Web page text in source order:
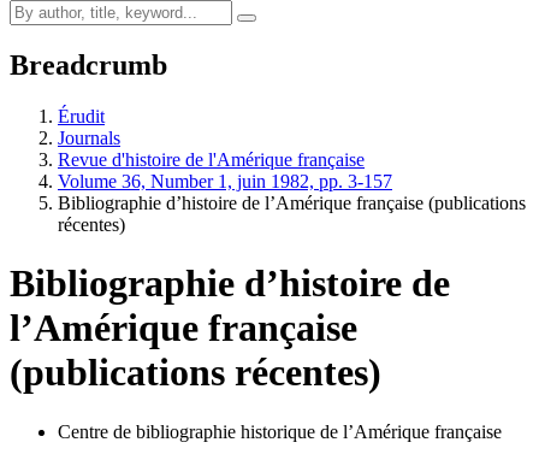
Breadcrumb
Érudit
Journals
Revue d'histoire de l'Amérique française
Volume 36, Number 1, juin 1982, pp. 3-157
Bibliographie d’histoire de l’Amérique française (publications
récentes)
Bibliographie d’histoire de
l’Amérique française
(publications récentes)
Centre de bibliographie historique de l’Amérique française